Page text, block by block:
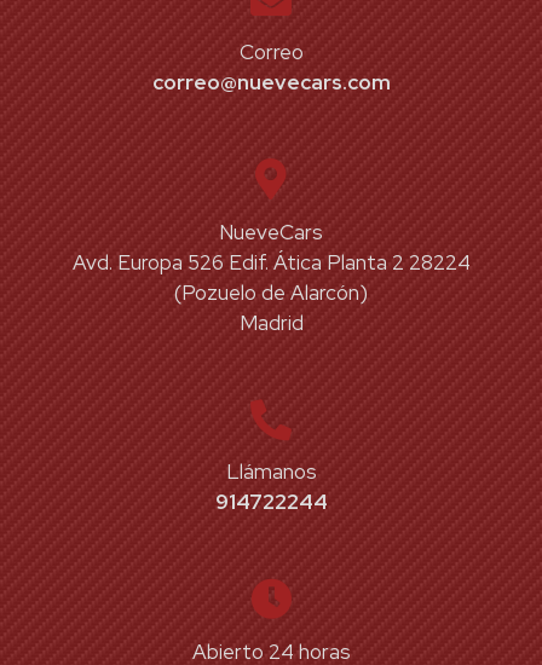
Correo
correo@nuevecars.com
NueveCars
Avd. Europa 526 Edif. Ática Planta 2 28224
(Pozuelo de Alarcón)
Madrid
Llámanos
914722244
Abierto 24 horas